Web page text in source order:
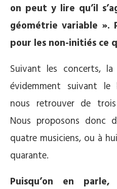
on peut y lire qu’il
géométrie variable ».
pour les non-initiés ce
Suivant les concerts,
évidemment suivant
nous retrouver de
Nous proposons donc
quatre musiciens, ou à
quarante.
Puisqu’on en